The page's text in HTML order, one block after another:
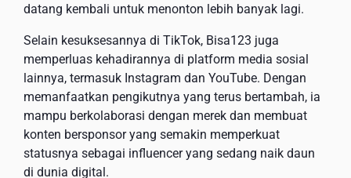
datang kembali untuk menonton lebih banyak lagi.
Selain kesuksesannya di TikTok, Bisa123 juga
memperluas kehadirannya di platform media sosial
lainnya, termasuk Instagram dan YouTube. Dengan
memanfaatkan pengikutnya yang terus bertambah, ia
mampu berkolaborasi dengan merek dan membuat
konten bersponsor yang semakin memperkuat
statusnya sebagai influencer yang sedang naik daun
di dunia digital.